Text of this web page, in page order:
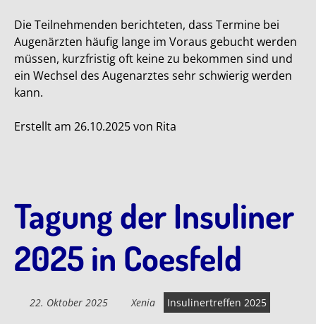
Die Teilnehmenden berichteten, dass Termine bei
Augenärzten häufig lange im Voraus gebucht werden
müssen, kurzfristig oft keine zu bekommen sind und
ein Wechsel des Augenarztes sehr schwierig werden
kann.
Erstellt am 26.10.2025 von Rita
Tagung der Insuliner
2025 in Coesfeld
22. Oktober 2025 Xenia
Insulinertreffen 2025